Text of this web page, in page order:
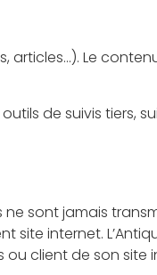
Le
de suivis tiers,
sont jamais
internet.
client de son site